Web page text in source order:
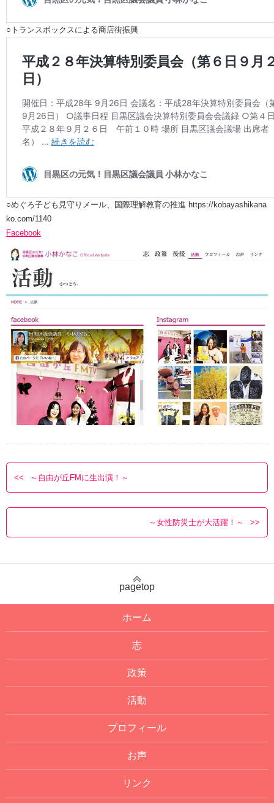
○トランスボックスによる商店街振興
○めぐろ子ども見守りメール、国際理解教育の推進 https://kobayashikana
ko.com/1140
Facebook
～自由が丘FMに生出演！～
～女性防災士が大活躍！～
pagetop
ホーム
志
政策
活動
プロフィール
お声
リンク